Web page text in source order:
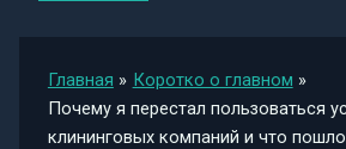
Главная
Коротко о главном
Почему я перестал пользоваться
клининговых компаний и что